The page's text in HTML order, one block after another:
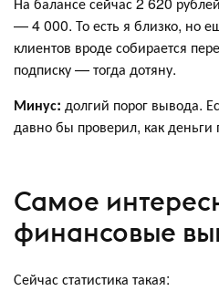
— 4 000. То есть я близко, но
клиентов вроде собирается
подписку — тогда дотяну.
Минус: долгий порог вывода.
давно бы проверил, как деньги
Самое
финансовые
Сейчас статистика такая: